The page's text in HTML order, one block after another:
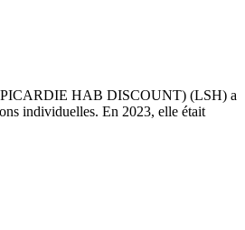
HAB DISCOUNT) (LSH) a
individuelles. En 2023, elle était